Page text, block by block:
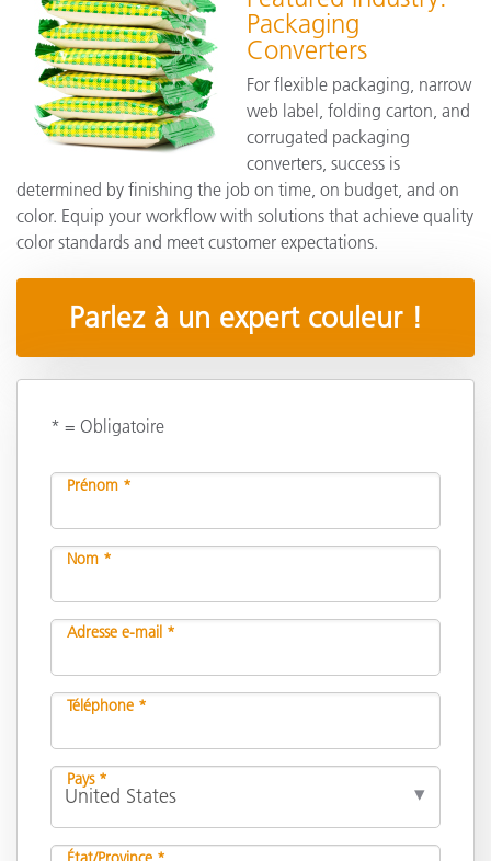
Packaging
Converters
For flexible packaging, narrow
web label, folding carton, and
corrugated packaging
converters, success is
determined by finishing the job on time, on budget, and on
color. Equip your workflow with solutions that achieve quality
color standards and meet customer expectations.
Parlez à un expert couleur !
* = Obligatoire
Prénom *
Nom *
Adresse e-mail *
Téléphone *
Pays *